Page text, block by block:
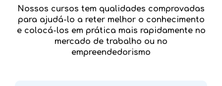
Nossos cursos tem qualidades comprovadas
para ajudá-lo a reter melhor o conhecimento
e colocá-los em prática mais rapidamente no
mercado de trabalho ou no
empreendedorismo